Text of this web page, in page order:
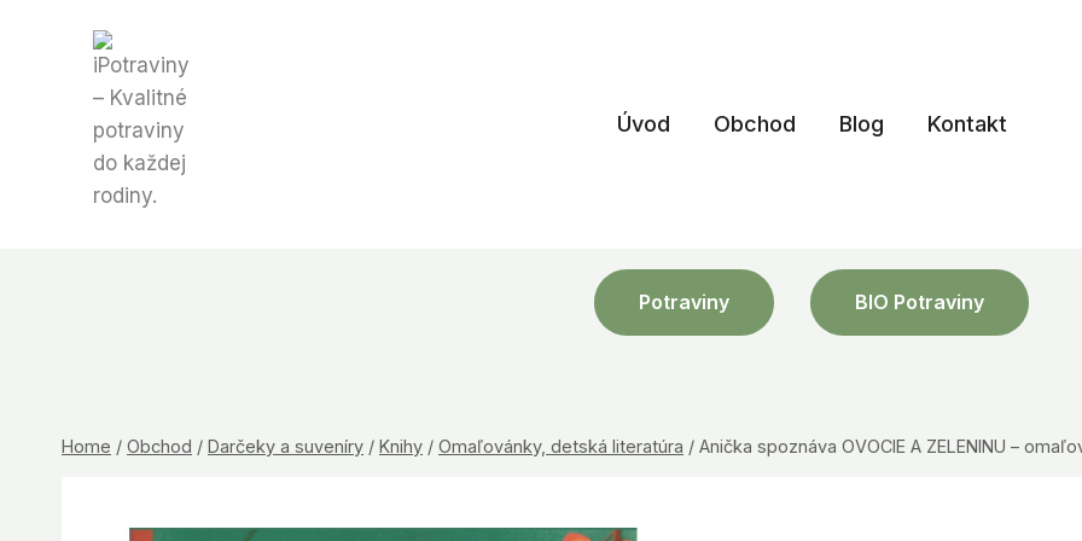
Úvod Obchod Blog Kontakt
Potraviny BIO Potraviny
Home / Obchod / Darčeky a suveníry / Knihy / Omaľovánky, detská literatúra / Anička spoznáva OVOCIE A ZELENINU –